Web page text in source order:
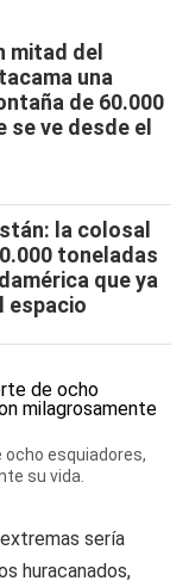
mitad del
una
de 60.000
ve desde el
la colosal
toneladas
que ya
espacio
ocho esquiadores,
su vida.
sería
huracanados,